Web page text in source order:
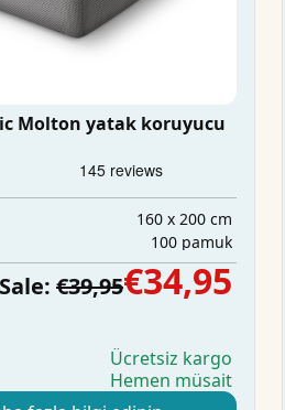
Molton yatak koruyucu
160 x 200 cm
100 pamuk
Sale: €39,95€34,95
Ücretsiz kargo
Hemen müsait